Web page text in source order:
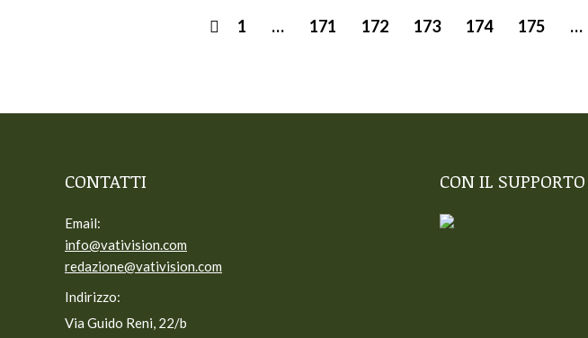
1 … 171 172 173 174 175 …
CONTATTI
Email:
info@vativision.com
redazione@vativision.com
Indirizzo:
Via Guido Reni, 22/b
CON IL